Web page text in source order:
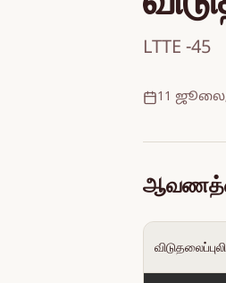
LTTE -45
11 ஜூலை,